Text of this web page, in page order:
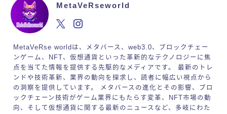
MetaVeRseworld
MetaVeRse worldは、メタバース、web3.0、ブロックチェー
ンゲーム、NFT、仮想通貨といった革新的なテクノロジーに焦
点を当てた情報を提供する先駆的なメディアです。 最新のトレ
ンドや技術革新、業界の動向を探求し、読者に幅広い視点から
の洞察を提供しています。 メタバースの進化とその影響、ブロ
ックチェーン技術がゲーム業界にもたらす変革、NFT市場の動
向、そして仮想通貨に関する最新のニュースなど、多岐にわた